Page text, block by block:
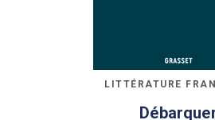
LITTÉRATURE